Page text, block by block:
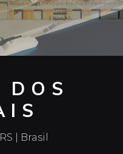
DOS
| Brasil